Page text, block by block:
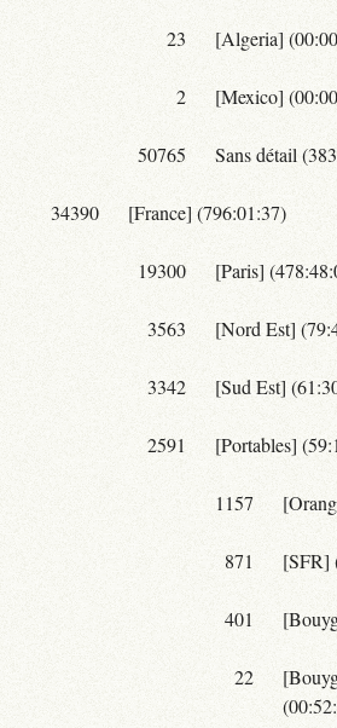
23 [Algeria]
2 [Mexico]
50765 Sans détail
34390 [France] (796:01:37)
19300 [Paris]
3563 [Nord Est]
3342 [Sud Est]
2591 [Portables]
1157
871 [SFR]
401
22